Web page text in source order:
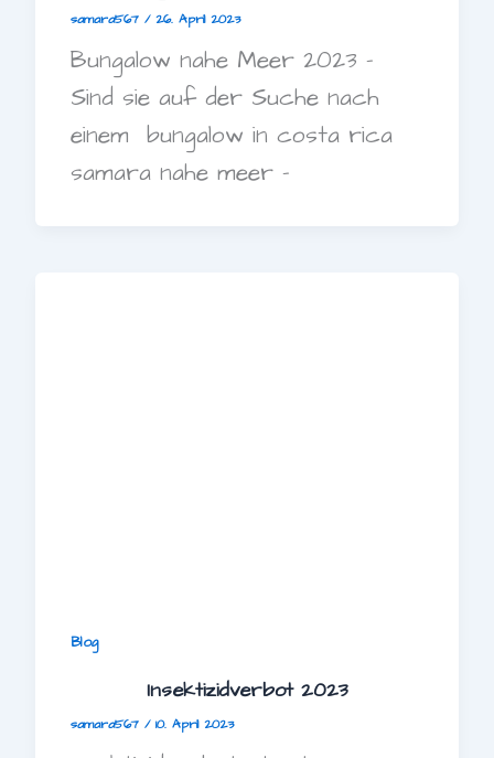
samara567 / 26. April 2023
Bungalow nahe Meer 2023 –
Sind sie auf der Suche nach
einem bungalow in costa rica
samara nahe meer –
Blog
Insektizidverbot 2023
samara567 / 10. April 2023